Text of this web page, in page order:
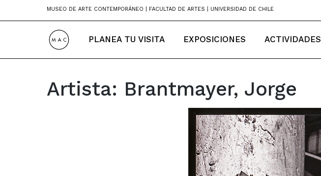
MUSEO DE ARTE CONTEMPORÁNEO | FACULTAD DE ARTES | UNIVERSIDAD DE CHILE
PLANEA TU VISITA EXPOSICIONES ACTIVIDADES
Artista: Brantmayer, Jorge